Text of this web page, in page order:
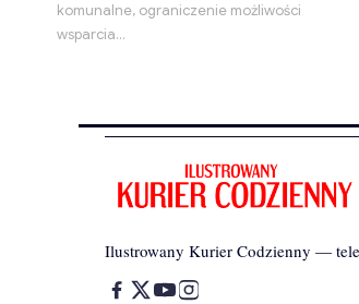
komunalne, ograniczenie możliwości
wsparcia…
Ilustrowany Kurier Codzienny —